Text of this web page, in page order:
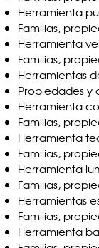
Herramienta
Familias,
Herramienta
Familias,
Herramientas
Propiedades y
Herramienta
Familias,
Herramienta
Familias,
Herramienta
Familias,
Herramientas
Familias,
Herramienta